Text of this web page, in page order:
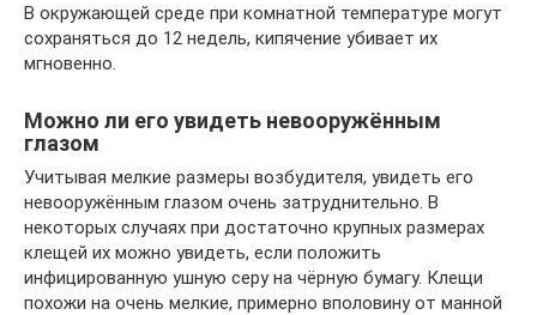
В окружающей среде при комнатной температуре могут
сохраняться до 12 недель, кипячение убивает их
мгновенно.
Можно ли его увидеть невооружённым
глазом
Учитывая мелкие размеры возбудителя, увидеть его
невооружённым глазом очень затруднительно. В
некоторых случаях при достаточно крупных размерах
клещей их можно увидеть, если положить
инфицированную ушную серу на чёрную бумагу. Клещи
похожи на очень мелкие, примерно вполовину от манной